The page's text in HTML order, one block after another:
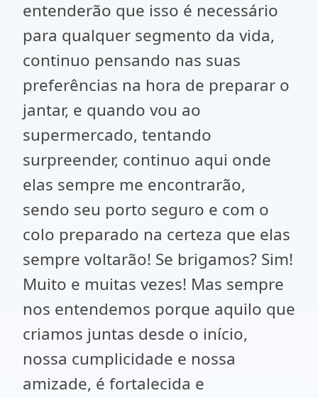
entenderão que isso é necessário
para qualquer segmento da vida,
continuo pensando nas suas
preferências na hora de preparar o
jantar, e quando vou ao
supermercado, tentando
surpreender, continuo aqui onde
elas sempre me encontrarão,
sendo seu porto seguro e com o
colo preparado na certeza que elas
sempre voltarão! Se brigamos? Sim!
Muito e muitas vezes! Mas sempre
nos entendemos porque aquilo que
criamos juntas desde o início,
nossa cumplicidade e nossa
amizade, é fortalecida e